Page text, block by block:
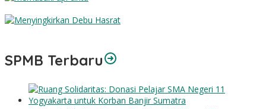
SPMB Terbaru